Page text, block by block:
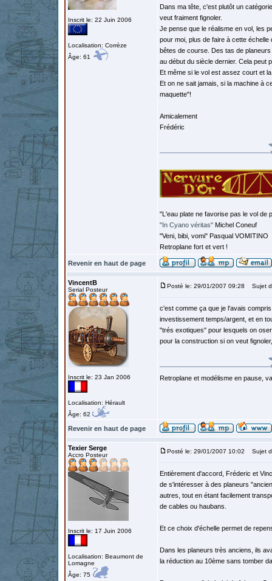
Inscrit le: 22 Juin 2006
Localisation: Corrèze
Âge: 61
Dans ma tête, c'est plutôt un
veut fraiment fignoler.
Je pense que le réalisme en vol, les
pour moi, plus de faire à cette
bêtes de course. Des tas de
au début du siècle dernier. Cela peut
Et même si le vol est assez court et
Et on ne sait jamais, si la machine à
maquette"!
Amicalement
Frédéric
"L'eau plate ne favorise pas le vol de
"In Cyano véritas" Michel Coneuf
"Veni, bibi, vomi" Pasqual VOMITINO
Retroplane fort et vert !
Revenir en haut de page
VincentB
Serial Posteur
Inscrit le: 23 Jan 2006
Localisation: Hérault
Âge: 62
Posté le: 29/01/2007 09:28 Sujet
c'est comme ça que je l'avais
investissement temps/argent, et en
"trés exotiques" pour lesquels on
pour la construction si on veut
Retroplane et modélisme en pause,
Revenir en haut de page
Texier Serge
Accro Posteur
Inscrit le: 17 Juin 2006
Localisation: Beaumont de
Lomagne
Âge: 75
Posté le: 29/01/2007 10:02 Sujet
Entièrement d'accord, Fréderic et
de s'intéresser à des planeurs
autres, tout en étant facilement
de cables ou haubans.
Et ce choix d'échelle permet de
Dans les planeurs très anciens, ils
la réduction au 10ème sans tomber